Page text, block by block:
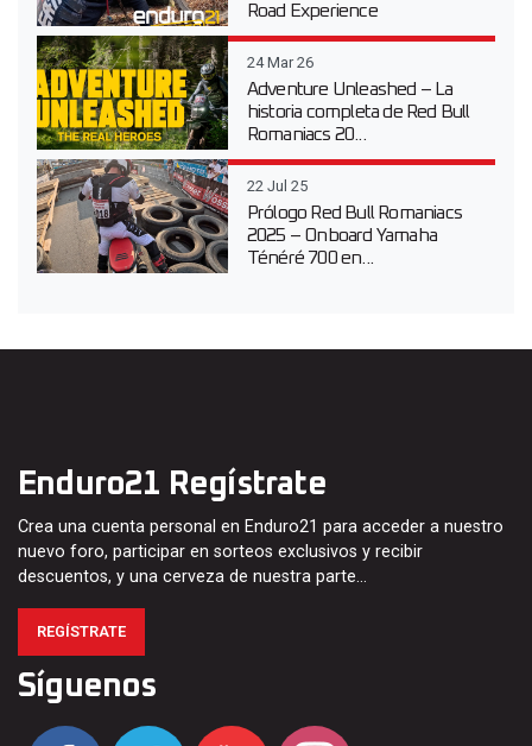
Road Experience
24 Mar 26
Adventure Unleashed – La
historia completa de Red Bull
Romaniacs 20...
22 Jul 25
Prólogo Red Bull Romaniacs
2025 – Onboard Yamaha
Ténéré 700 en...
Enduro21 Regístrate
Crea una cuenta personal en Enduro21 para acceder a nuestro
nuevo foro, participar en sorteos exclusivos y recibir
descuentos, y una cerveza de nuestra parte…
REGÍSTRATE
Síguenos